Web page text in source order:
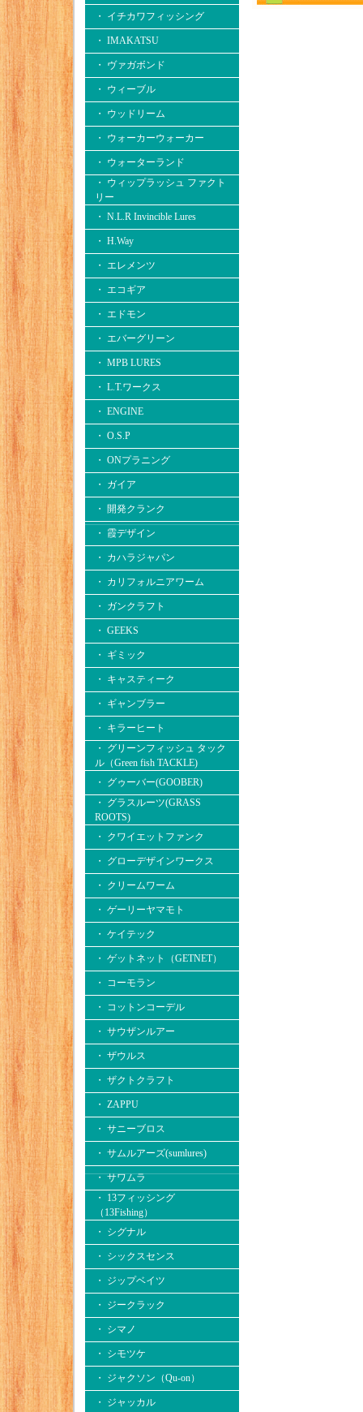
・ イチカワフィッシング
・ IMAKATSU
・ ヴァガボンド
・ ウィーブル
・ ウッドリーム
・ ウォーカーウォーカー
・ ウォーターランド
・ ウィップラッシュ ファクト
リー
・ N.L.R Invincible Lures
・ H.Way
・ エレメンツ
・ エコギア
・ エドモン
・ エバーグリーン
・ MPB LURES
・ L.T.ワークス
・ ENGINE
・ O.S.P
・ ONプラニング
・ ガイア
・ 開発クランク
・ 霞デザイン
・ カハラジャパン
・ カリフォルニアワーム
・ ガンクラフト
・ GEEKS
・ ギミック
・ キャスティーク
・ ギャンブラー
・ キラーヒート
・ グリーンフィッシュ タック
ル（Green fish TACKLE)
・ グゥーバー(GOOBER)
・ グラスルーツ(GRASS
ROOTS)
・ クワイエットファンク
・ グローデザインワークス
・ クリームワーム
・ ゲーリーヤマモト
・ ケイテック
・ ゲットネット（GETNET）
・ コーモラン
・ コットンコーデル
・ サウザンルアー
・ ザウルス
・ ザクトクラフト
・ ZAPPU
・ サニーブロス
・ サムルアーズ(sumlures)
・ サワムラ
・ 13フィッシング
（13Fishing）
・ シグナル
・ シックスセンス
・ ジップベイツ
・ ジークラック
・ シマノ
・ シモツケ
・ ジャクソン（Qu-on）
・ ジャッカル